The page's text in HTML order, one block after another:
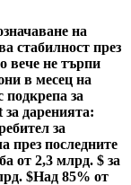
на
стабилност през
вече не търпи
в месец на
подкрепа за
даренията:
за
през последните
от 2,3 млрд. $ за
$Над 85% от